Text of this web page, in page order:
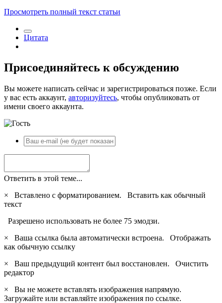
Просмотреть полный текст статьи
Цитата
Присоединяйтесь к обсуждению
Вы можете написать сейчас и зарегистрироваться позже. Если
у вас есть аккаунт, авторизуйтесь, чтобы опубликовать от
имени своего аккаунта.
Ответить в этой теме...
×
Вставлено с форматированием. Вставить как обычный
текст
Разрешено использовать не более 75 эмодзи.
×
Ваша ссылка была автоматически встроена. Отображать
как обычную ссылку
×
Ваш предыдущий контент был восстановлен. Очистить
редактор
×
Вы не можете вставлять изображения напрямую.
Загружайте или вставляйте изображения по ссылке.